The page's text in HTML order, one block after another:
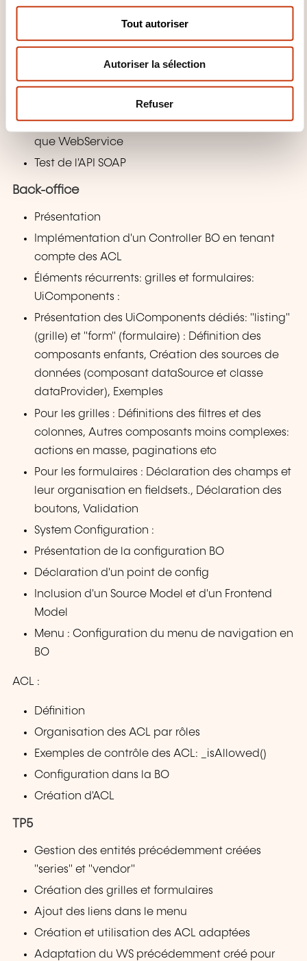
n
Tout autoriser
Autoriser la sélection
Refuser
Utilisation d'un Repository existant pour
effectuer des recherches
Création d'un Service Contract pour l'entité
"vendor" créée précédemment
Création d'un DTO et d'un Repository
Publication des méthodes du Repository en tant
que WebService
Test de l'API SOAP
Back-office
Présentation
Implémentation d'un Controller BO en tenant
compte des ACL
Éléments récurrents: grilles et formulaires:
UiComponents :
Présentation des UiComponents dédiés: "listing"
(grille) et "form" (formulaire) : Définition des
composants enfants, Création des sources de
données (composant dataSource et classe
dataProvider), Exemples
Pour les grilles : Définitions des filtres et des
colonnes, Autres composants moins complexes:
actions en masse, paginations etc
Pour les formulaires : Déclaration des champs et
leur organisation en fieldsets., Déclaration des
boutons, Validation
System Configuration :
Présentation de la configuration BO
Déclaration d'un point de config
Inclusion d'un Source Model et d'un Frontend
Model
Menu : Configuration du menu de navigation en
BO
ACL :
Définition
Organisation des ACL par rôles
Exemples de contrôle des ACL: _isAllowed()
Configuration dans la BO
Création d'ACL
TP5
Gestion des entités précédemment créées
"series" et "vendor"
Création des grilles et formulaires
Ajout des liens dans le menu
Création et utilisation des ACL adaptées
Adaptation du WS précédemment créé pour